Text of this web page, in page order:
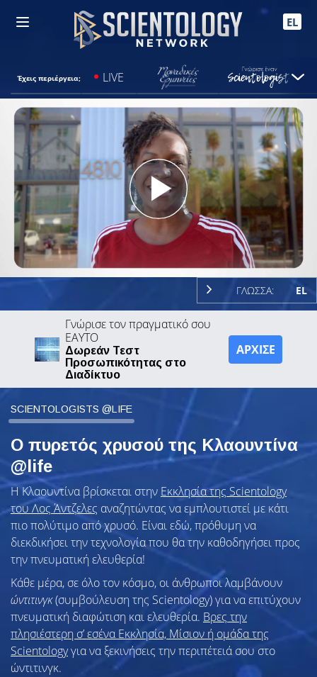
EL
Έχεις περιέργεια; LIVE
Play
Video
ΓΛΩΣΣΑ: EL
Γνώρισε τον πραγματικό σου
ΕΑΥΤΟ
Δωρεάν Τεστ
Προσωπικότητας στο
Διαδίκτυο
ΑΡΧΙΣΕ
SCIENTOLOGISTS @LIFE
Ο πυρετός χρυσού της Κλαουντίνα
@life
Η Κλαουντίνα βρίσκεται στην Εκκλησία της Scientology
του Λος Άντζελες αναζητώντας να εμπλουτιστεί με κάτι
πιο πολύτιμο από χρυσό. Είναι εδώ, πρόθυμη να
διεκδικήσει την τεχνολογία που θα την καθοδηγήσει προς
την πνευματική ελευθερία!
Κάθε μέρα, σε όλο τον κόσμο, οι άνθρωποι λαμβάνουν
ώντιτινγκ(συμβούλευση της Scientology) για να επιτύχουν
πνευματική διαφώτιση και ελευθερία. Βρες την
πλησιέστερη σ’ εσένα Εκκλησία, Μίσιον ή ομάδα της
Scientologyγια να ξεκινήσεις την περιπέτειά σου στο
ώντιτινγκ.